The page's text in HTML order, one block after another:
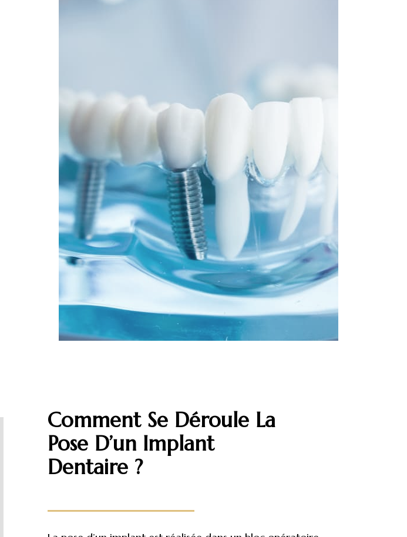
Comment Se Déroule La
Pose D’un Implant
Dentaire ?